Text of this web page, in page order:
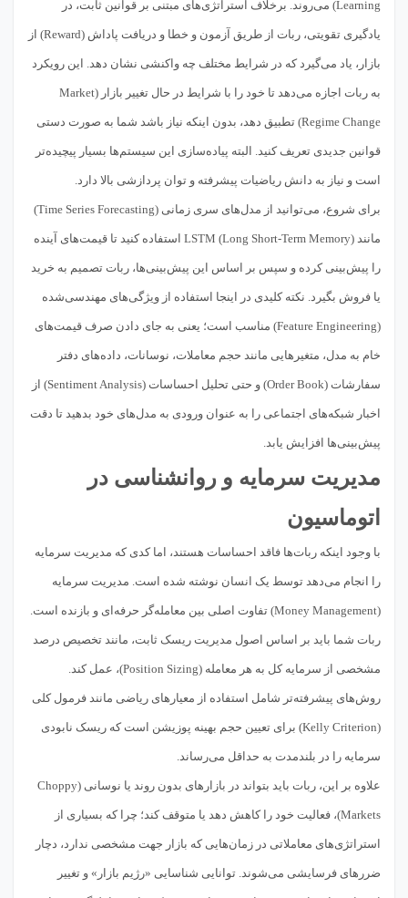
Learning) می‌روند. برخلاف استراتژی‌های مبتنی بر قوانین ثابت، در
یادگیری تقویتی، ربات از طریق آزمون و خطا و دریافت پاداش (Reward) از
بازار، یاد می‌گیرد که در شرایط مختلف چه واکنشی نشان دهد. این رویکرد
به ربات اجازه می‌دهد تا خود را با شرایط در حال تغییر بازار (Market
Regime Change) تطبیق دهد، بدون اینکه نیاز باشد شما به صورت دستی
قوانین جدیدی تعریف کنید. البته پیاده‌سازی این سیستم‌ها بسیار پیچیده‌تر
است و نیاز به دانش ریاضیات پیشرفته و توان پردازشی بالا دارد.
برای شروع، می‌توانید از مدل‌های سری زمانی (Time Series Forecasting)
مانند LSTM (Long Short-Term Memory) استفاده کنید تا قیمت‌های آینده
را پیش‌بینی کرده و سپس بر اساس این پیش‌بینی‌ها، ربات تصمیم به خرید
یا فروش بگیرد. نکته کلیدی در اینجا استفاده از ویژگی‌های مهندسی‌شده
(Feature Engineering) مناسب است؛ یعنی به جای دادن صرف قیمت‌های
خام به مدل، متغیرهایی مانند حجم معاملات، نوسانات، داده‌های دفتر
سفارشات (Order Book) و حتی تحلیل احساسات (Sentiment Analysis) از
اخبار شبکه‌های اجتماعی را به عنوان ورودی به مدل‌های خود بدهید تا دقت
پیش‌بینی‌ها افزایش یابد.
مدیریت سرمایه و روانشناسی در
اتوماسیون
با وجود اینکه ربات‌ها فاقد احساسات هستند، اما کدی که مدیریت سرمایه
را انجام می‌دهد توسط یک انسان نوشته شده است. مدیریت سرمایه
(Money Management) تفاوت اصلی بین معامله‌گر حرفه‌ای و بازنده است.
ربات شما باید بر اساس اصول مدیریت ریسک ثابت، مانند تخصیص درصد
مشخصی از سرمایه کل به هر معامله (Position Sizing)، عمل کند.
روش‌های پیشرفته‌تر شامل استفاده از معیارهای ریاضی مانند فرمول کلی
(Kelly Criterion) برای تعیین حجم بهینه پوزیشن است که ریسک نابودی
سرمایه را در بلندمدت به حداقل می‌رساند.
علاوه بر این، ربات باید بتواند در بازارهای بدون روند یا نوسانی (Choppy
Markets)، فعالیت خود را کاهش دهد یا متوقف کند؛ چرا که بسیاری از
استراتژی‌های معاملاتی در زمان‌هایی که بازار جهت مشخصی ندارد، دچار
ضررهای فرسایشی می‌شوند. توانایی شناسایی «رژیم بازار» و تغییر